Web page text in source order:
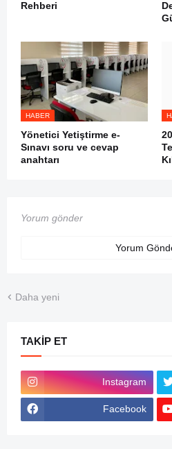
Rehberi
HABER
Yönetici Yetiştirme e-
Sınavı soru ve cevap
anahtarı
Yorum gönder
Yorum
Daha yeni
TAKIP ET
Instagram
Facebook